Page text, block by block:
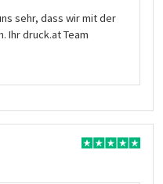
sehr, dass wir mit der
Ihr druck.at Team